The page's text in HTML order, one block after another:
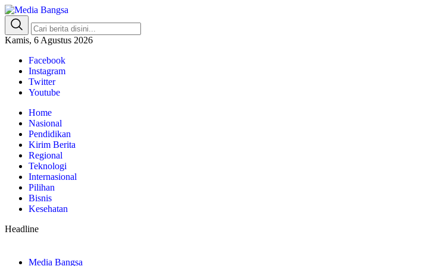
Media Bangsa
Portal Berita Nasional Terpercaya
Kamis, 6 Agustus 2026
Facebook
Instagram
Twitter
Youtube
Home
Nasional
Pendidikan
Kirim Berita
Regional
Teknologi
Internasional
Pilihan
Bisnis
Kesehatan
Headline
Media Bangsa